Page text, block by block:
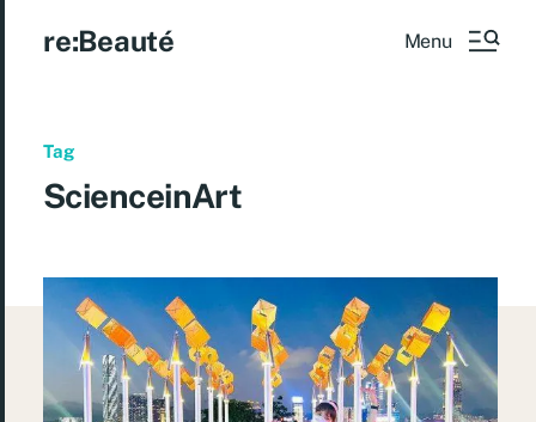
re:Beauté Menu
Tag
ScienceinArt